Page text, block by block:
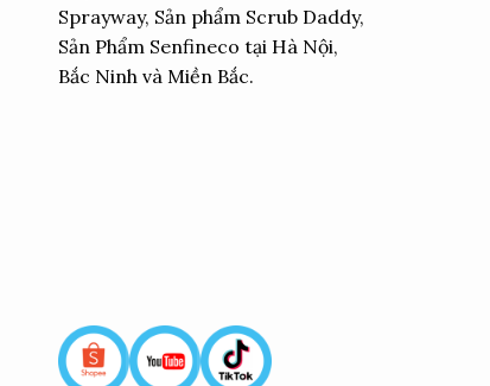
Sprayway, Sản phẩm Scrub Daddy,
Sản Phẩm Senfineco tại Hà Nội,
Bắc Ninh và Miền Bắc.